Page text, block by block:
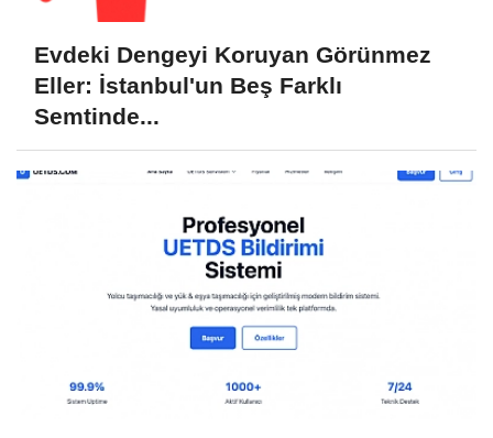
Evdeki Dengeyi Koruyan Görünmez
Eller: İstanbul'un Beş Farklı
Semtinde...